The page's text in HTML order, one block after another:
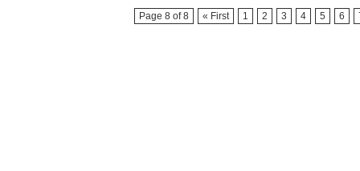
Page 8 of 8 « First 1 2 3 4 5 6